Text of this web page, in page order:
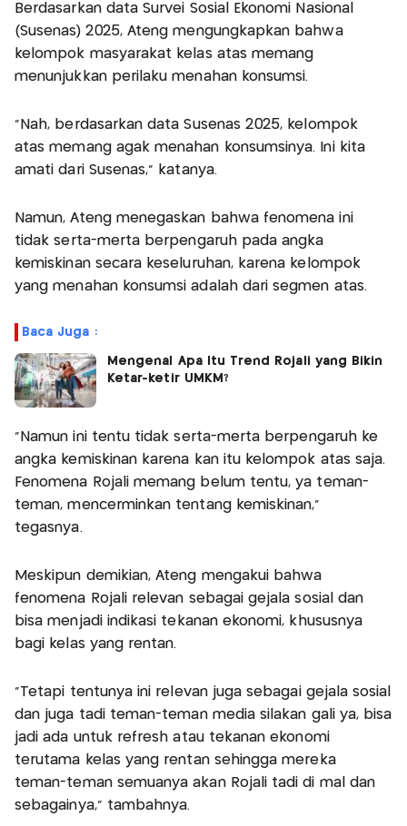
Berdasarkan data Survei Sosial Ekonomi Nasional
(Susenas) 2025, Ateng mengungkapkan bahwa
kelompok masyarakat kelas atas memang
menunjukkan perilaku menahan konsumsi.
"Nah, berdasarkan data Susenas 2025, kelompok
atas memang agak menahan konsumsinya. Ini kita
amati dari Susenas," katanya.
Namun, Ateng menegaskan bahwa fenomena ini
tidak serta-merta berpengaruh pada angka
kemiskinan secara keseluruhan, karena kelompok
yang menahan konsumsi adalah dari segmen atas.
Baca Juga :
Mengenal Apa Itu Trend Rojali yang Bikin
Ketar-ketir UMKM?
"Namun ini tentu tidak serta-merta berpengaruh ke
angka kemiskinan karena kan itu kelompok atas saja.
Fenomena Rojali memang belum tentu, ya teman-
teman, mencerminkan tentang kemiskinan,"
tegasnya.
Meskipun demikian, Ateng mengakui bahwa
fenomena Rojali relevan sebagai gejala sosial dan
bisa menjadi indikasi tekanan ekonomi, khususnya
bagi kelas yang rentan.
"Tetapi tentunya ini relevan juga sebagai gejala sosial
dan juga tadi teman-teman media silakan gali ya, bisa
jadi ada untuk refresh atau tekanan ekonomi
terutama kelas yang rentan sehingga mereka
teman-teman semuanya akan Rojali tadi di mal dan
sebagainya," tambahnya.